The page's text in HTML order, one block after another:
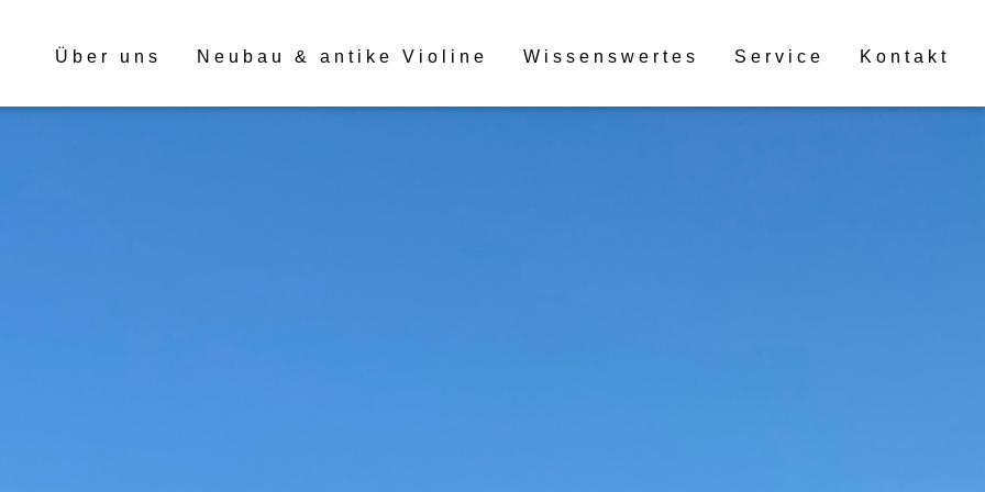
Über uns Neubau & antike Violine Wissenswertes Service Kontakt